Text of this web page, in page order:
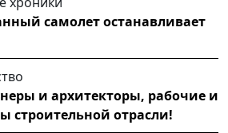
самолет останавливает
и архитекторы, рабочие и
строительной отрасли!